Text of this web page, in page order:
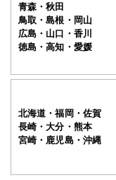
入稿・校了から3時間（
特急便
半光沢紙＋マ
サイズ
青森・秋田
鳥取・島根・岡山
広島・山口・香川
徳島・高知・愛媛
北海道・福岡・佐賀
長崎・大分・熊本
宮崎・鹿児島・沖縄